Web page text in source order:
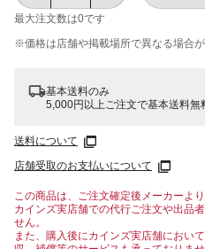
最大注文数は0です
※価格は​店舗や​掲載場所で​異なる​場合が​
基本送料のみ
5,000円以上ご注文で基本送料無
送料について
店舗受取のお支払いについて
この商品は、ご注文確定後メーカーよ
カインズ実店舗での代行ご注文や出品
せん。
また、購入後にカインズ実店舗におい